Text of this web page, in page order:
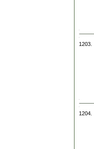
1203.
1204.